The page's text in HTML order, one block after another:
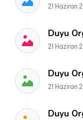
21 Haziran
Duyu
21 Haziran
Duyu
21 Haziran
Duyu